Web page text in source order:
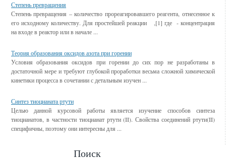
Степень превращения
Степень превращения – количество прореагировавшего реагента, отнесенное к
его исходному количеству. Для простейшей реакции ,[1] где - концентрация
на входе в реактор или в начале ...
Теория образования оксидов азота при горении
Условия образования оксидов при горении до сих пор не разработаны в
достаточной мере и требуют глубокой проработки весьма сложной химической
кинетики процесса в сочетании с детальным изучен ...
Синтез тиоцианата ртути
Целью данной курсовой работы является изучение способов синтеза
тиоцианатов, в частности тиоцианат ртути (ΙΙ). Свойства соединений ртути(II)
специфичны, поэтому они интересны для ...
Поиск